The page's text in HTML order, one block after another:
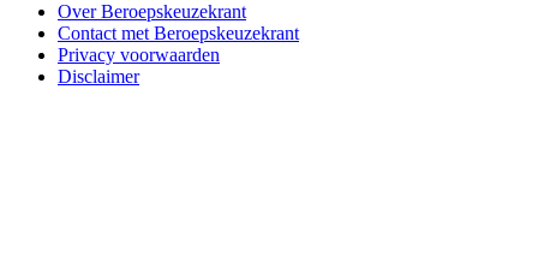
Over Beroepskeuzekrant
Contact met Beroepskeuzekrant
Privacy voorwaarden
Disclaimer